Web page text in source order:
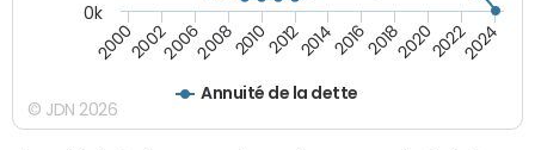
Annuité de la dette
200020022006200820102012201420162018202020222024
0k
© JDN 2026